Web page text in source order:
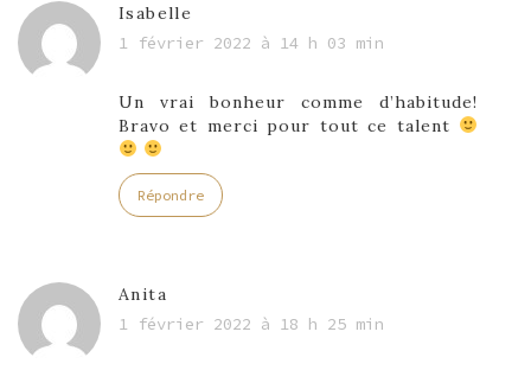
Isabelle
1 février 2022 à 14 h 03 min
Un vrai bonheur comme d’habitude!
Bravo et merci pour tout ce talent
Répondre
Anita
1 février 2022 à 18 h 25 min